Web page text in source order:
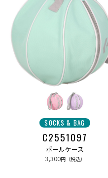
SOCKS & BAG
C2551097
ボールケース
3,300円（税込）